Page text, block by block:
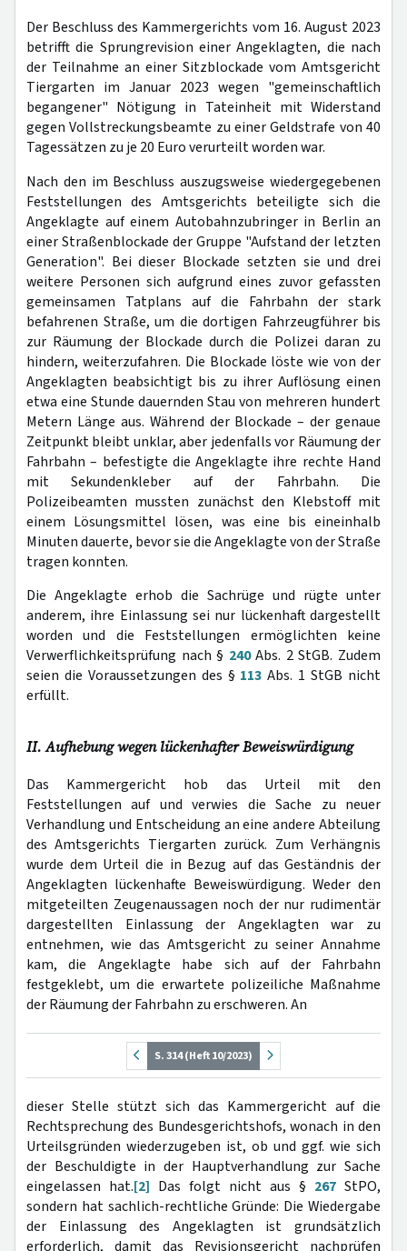
Der Beschluss des Kammergerichts vom 16. August 2023
betrifft die Sprungrevision einer Angeklagten, die nach
der Teilnahme an einer Sitzblockade vom Amtsgericht
Tiergarten im Januar 2023 wegen "gemeinschaftlich
begangener" Nötigung in Tateinheit mit Widerstand
gegen Vollstreckungsbeamte zu einer Geldstrafe von 40
Tagessätzen zu je 20 Euro verurteilt worden war.
Nach den im Beschluss auszugsweise wiedergegebenen
Feststellungen des Amtsgerichts beteiligte sich die
Angeklagte auf einem Autobahnzubringer in Berlin an
einer Straßenblockade der Gruppe "Aufstand der letzten
Generation". Bei dieser Blockade setzten sie und drei
weitere Personen sich aufgrund eines zuvor gefassten
gemeinsamen Tatplans auf die Fahrbahn der stark
befahrenen Straße, um die dortigen Fahrzeugführer bis
zur Räumung der Blockade durch die Polizei daran zu
hindern, weiterzufahren. Die Blockade löste wie von der
Angeklagten beabsichtigt bis zu ihrer Auflösung einen
etwa eine Stunde dauernden Stau von mehreren hundert
Metern Länge aus. Während der Blockade – der genaue
Zeitpunkt bleibt unklar, aber jedenfalls vor Räumung der
Fahrbahn – befestigte die Angeklagte ihre rechte Hand
mit Sekundenkleber auf der Fahrbahn. Die
Polizeibeamten mussten zunächst den Klebstoff mit
einem Lösungsmittel lösen, was eine bis eineinhalb
Minuten dauerte, bevor sie die Angeklagte von der Straße
tragen konnten.
Die Angeklagte erhob die Sachrüge und rügte unter
anderem, ihre Einlassung sei nur lückenhaft dargestellt
worden und die Feststellungen ermöglichten keine
Verwerflichkeitsprüfung nach § 240Abs. 2 StGB. Zudem
seien die Voraussetzungen des § 113 Abs. 1 StGB nicht
erfüllt.
II. Aufhebung wegen lückenhafter Beweiswürdigung
Das Kammergericht hob das Urteil mit den
Feststellungen auf und verwies die Sache zu neuer
Verhandlung und Entscheidung an eine andere Abteilung
des Amtsgerichts Tiergarten zurück. Zum Verhängnis
wurde dem Urteil die in Bezug auf das Geständnis der
Angeklagten lückenhafte Beweiswürdigung. Weder den
mitgeteilten Zeugenaussagen noch der nur rudimentär
dargestellten Einlassung der Angeklagten war zu
entnehmen, wie das Amtsgericht zu seiner Annahme
kam, die Angeklagte habe sich auf der Fahrbahn
festgeklebt, um die erwartete polizeiliche Maßnahme
der Räumung der Fahrbahn zu erschweren. An
S. 314 (Heft 10/2023)
dieser Stelle stützt sich das Kammergericht auf die
Rechtsprechung des Bundesgerichtshofs, wonach in den
Urteilsgründen wiederzugeben ist, ob und ggf. wie sich
der Beschuldigte in der Hauptverhandlung zur Sache
eingelassen hat.[2] Das folgt nicht aus § 267 StPO,
sondern hat sachlich-rechtliche Gründe: Die Wiedergabe
der Einlassung des Angeklagten ist grundsätzlich
erforderlich, damit das Revisionsgericht nachprüfen